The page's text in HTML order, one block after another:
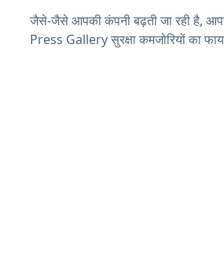
जैसे-जैसे आपकी कंपनी बढ़ती जा रही है,
Press Gallery सुरक्षा कमजोरियों का